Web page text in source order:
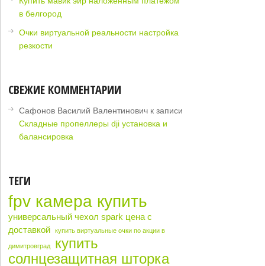
в белгород
Очки виртуальной реальности настройка
резкости
СВЕЖИЕ КОММЕНТАРИИ
Сафонов Василий Валентинович к записи
Складные пропеллеры dji установка и
балансировка
ТЕГИ
fpv камера купить
универсальный чехол spark цена с
доставкой
купить виртуальные очки по акции в
димитровград
купить
солнцезащитная шторка